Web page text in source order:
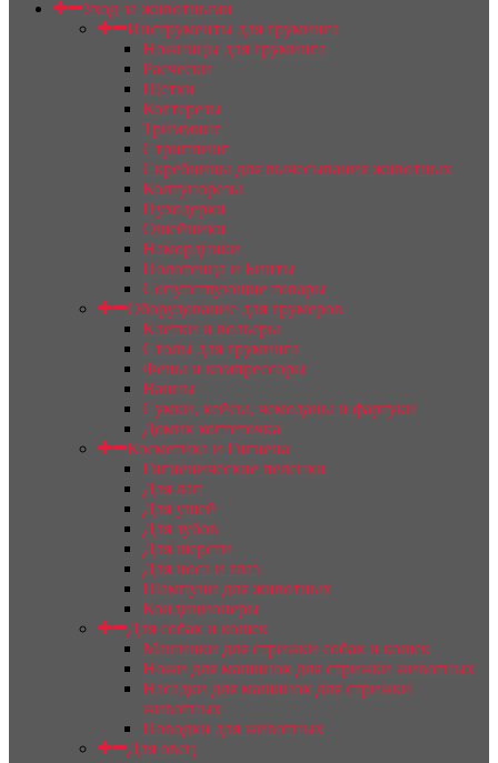
Уход за животными
Инструменты для груминга
Ножницы для груминга
Расчески
Щетки
Когтерезы
Тримминг
Стриппинг
Скребницы для вычесывания животных
Колтунорезы
Пуходерки
Ошейники
Намордники
Полотенца и Бинты
Сопутствующие товары
Оборудование для грумеров
Клетки и вольеры
Столы для груминга
Фены и компрессоры
Ванны
Сумки, кейсы, чемоданы и фартуки
Домик когтеточка
Косметика и Гигиена
Гигиенические пеленки
Для лап
Для ушей
Для зубов
Для шерсти
Для носа и глаз
Шампуни для животных
Кондиционеры
Для собак и кошек
Машинки для стрижки собак и кошек
Ножи для машинок для стрижки животных
Насадки для машинок для стрижки
животных
Поводки для животных
Для овец